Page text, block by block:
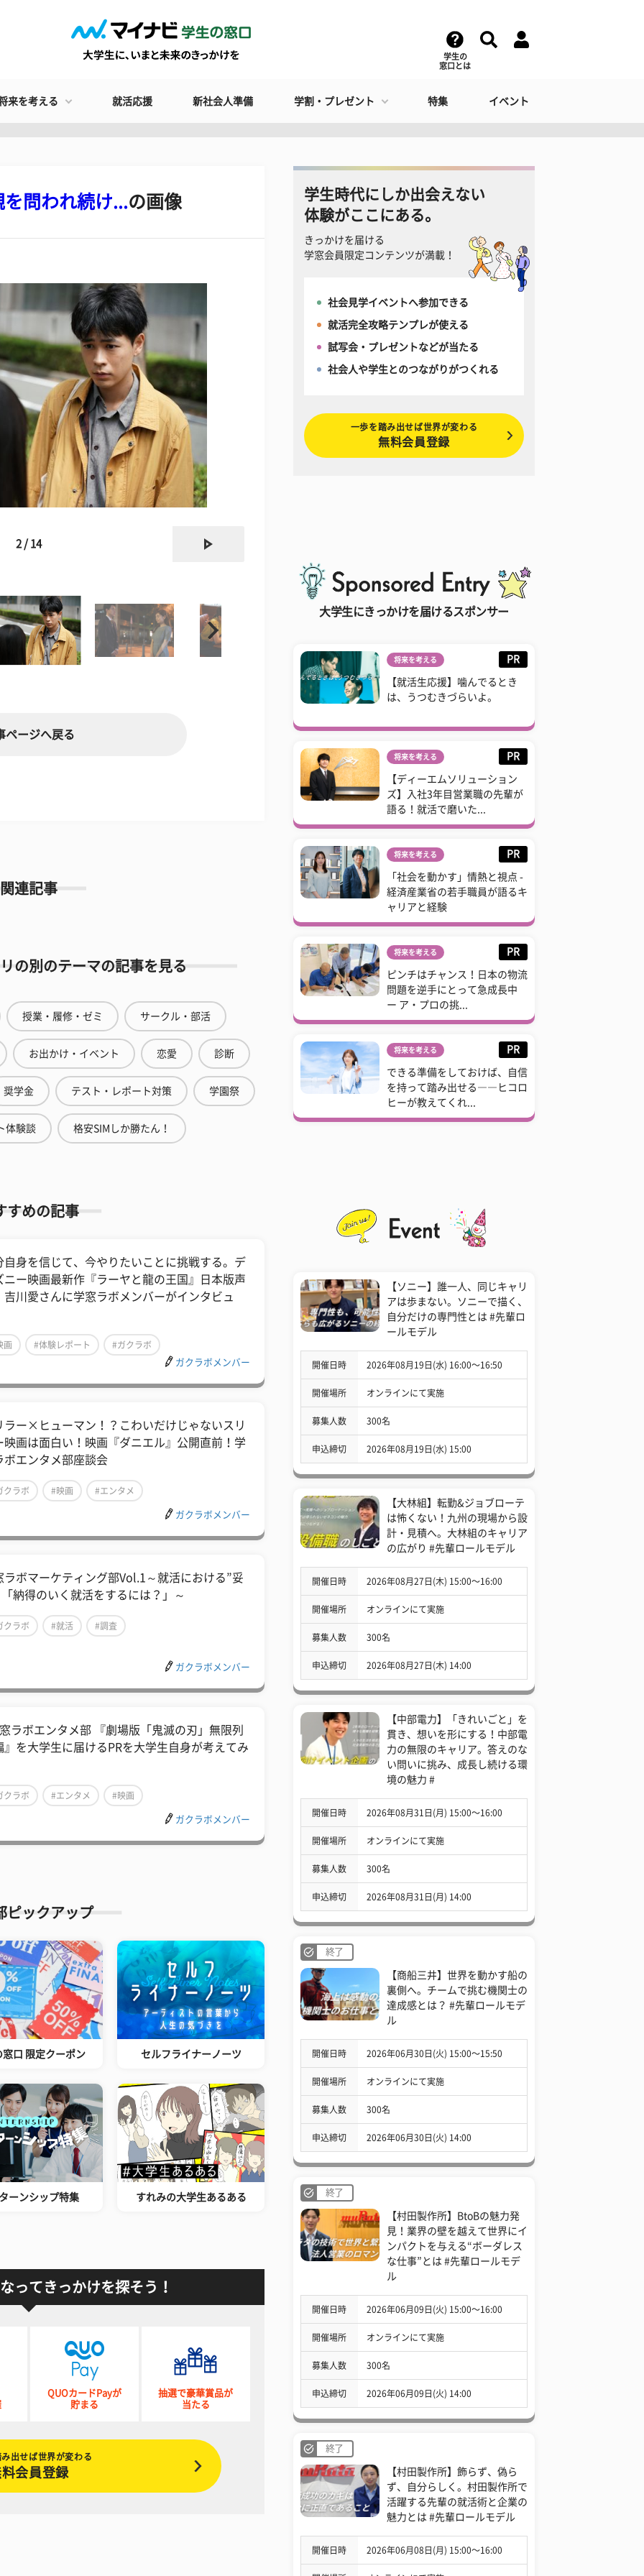
学生の
窓口とは
来を考える 就活応援 新社会人準備 学割・プレゼント 特集 イベント
問われ続け...の画像
2 / 14
ページへ戻る
関連記事
の別のテーマの記事を見る
授業・履修・ゼミ サークル・部活
お出かけ・イベント 恋愛 診断
奨学金 テスト・レポート対策 学園祭
体験談 格安SIMしか勝たん！
すめの記事
自身を信じて、今やりたいことに挑戦する。デ
ニー映画最新作『ラーヤと龍の王国』日本版声
吉川愛さんに学窓ラボメンバーがインタビュ
画 #体験レポート #ガクラボ
ガクラボメンバー
ラー×ヒューマン！？こわいだけじゃないスリ
映画は面白い！映画『ダニエル』公開直前！学
ボエンタメ部座談会
クラボ #映画 #エンタメ
ガクラボメンバー
ラボマーケティング部Vol.1～就活における”妥
納得のいく就活をするには？」～
クラボ #就活 #調査
ガクラボメンバー
ラボエンタメ部 『劇場版「鬼滅の刃」無限列
』を大学生に届けるPRを大学生自身が考えてみ
クラボ #エンタメ #映画
ガクラボメンバー
ピックアップ
窓口 限定クーポン セルフライナーノーツ
ーンシップ特集 すれみの大学生あるある
ってきっかけを探そう！
QUOカードPayが
貯まる
抽選で豪華賞品が
当たる
出せば世界が変わる
会員登録
学生時代にしか出会えない
体験がここにある。
きっかけを届ける
学窓会員限定コンテンツが満載！
社会見学イベントへ参加できる
就活完全攻略テンプレが使える
試写会・プレゼントなどが当たる
社会人や学生とのつながりがつくれる
一歩を踏み出せば世界が変わる
無料会員登録
大学生にきっかけを届けるスポンサー
将来を考える PR
【就活生応援】噛んでるとき
は、うつむきづらいよ。
将来を考える PR
【ディーエムソリューション
ズ】入社3年目営業職の先輩が
語る！就活で磨いた...
将来を考える PR
「社会を動かす」情熱と視点 -
経済産業省の若手職員が語るキ
ャリアと経験
将来を考える PR
ピンチはチャンス！日本の物流
問題を逆手にとって急成長中
ー ア・プロの挑...
将来を考える PR
できる準備をしておけば、自信
を持って踏み出せる――ヒコロ
ヒーが教えてくれ...
【ソニー】誰一人、同じキャリ
アは歩まない。ソニーで描く、
自分だけの専門性とは #先輩ロ
ールモデル
開催日時 2026年08月19日(水) 16:00〜16:50
開催場所 オンラインにて実施
募集人数 300名
申込締切 2026年08月19日(水) 15:00
【大林組】転勤&ジョブローテ
は怖くない！九州の現場から設
計・見積へ。大林組のキャリア
の広がり #先輩ロールモデル
開催日時 2026年08月27日(木) 15:00〜16:00
開催場所 オンラインにて実施
募集人数 300名
申込締切 2026年08月27日(木) 14:00
【中部電力】「きれいごと」を
貫き、想いを形にする！中部電
力の無限のキャリア。答えのな
い問いに挑み、成長し続ける環
境の魅力 #
開催日時 2026年08月31日(月) 15:00〜16:00
開催場所 オンラインにて実施
募集人数 300名
申込締切 2026年08月31日(月) 14:00
終了
【商船三井】世界を動かす船の
裏側へ。チームで挑む機関士の
達成感とは？ #先輩ロールモデ
ル
開催日時 2026年06月30日(火) 15:00〜15:50
開催場所 オンラインにて実施
募集人数 300名
申込締切 2026年06月30日(火) 14:00
終了
【村田製作所】BtoBの魅力発
見！業界の壁を越えて世界にイ
ンパクトを与える“ボーダレス
な仕事”とは #先輩ロールモデ
ル
開催日時 2026年06月09日(火) 15:00〜16:00
開催場所 オンラインにて実施
募集人数 300名
申込締切 2026年06月09日(火) 14:00
終了
【村田製作所】飾らず、偽ら
ず、自分らしく。村田製作所で
活躍する先輩の就活術と企業の
魅力とは #先輩ロールモデル
開催日時 2026年06月08日(月) 15:00〜16:00